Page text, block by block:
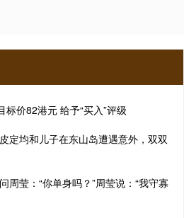
价82港元 给予“买入”评级
定均和儿子在东山岛遭遇意外，双双
周莹：“你单身吗？”周莹说：“我守寡